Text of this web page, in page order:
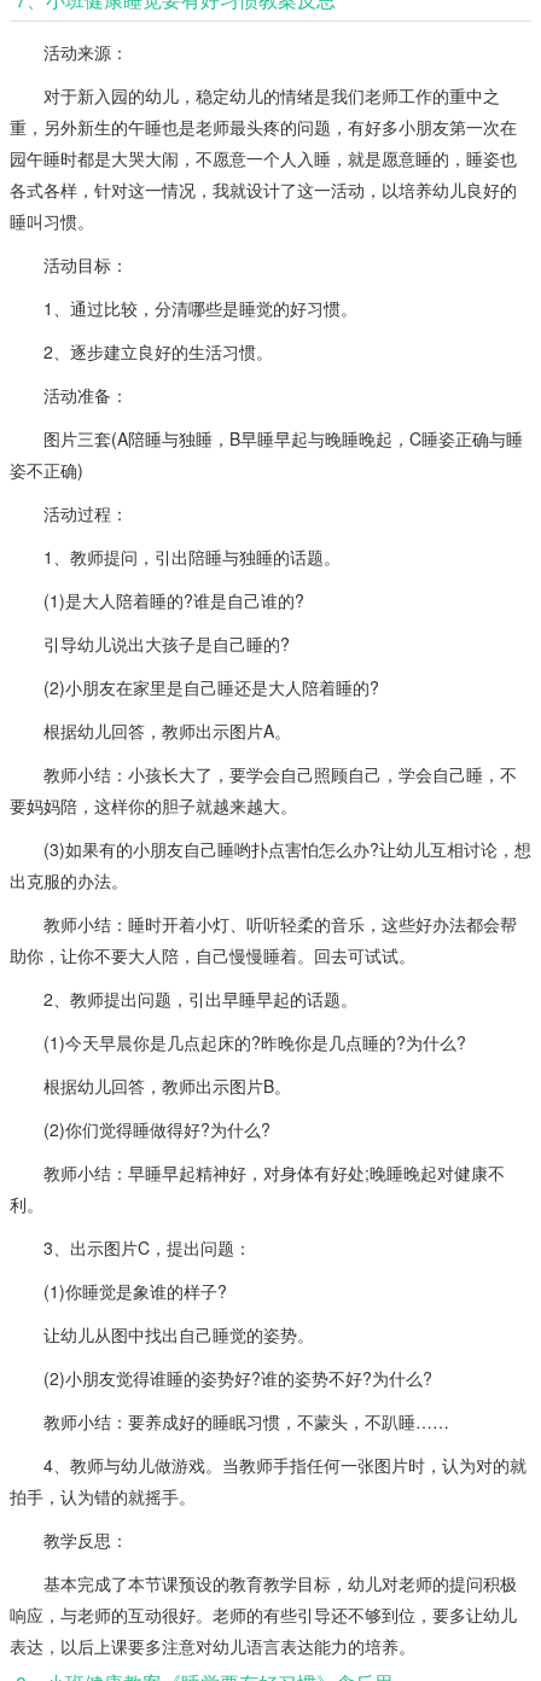
活动来源：
对于新入园的幼儿，稳定幼儿的情绪是我们老师工作的重中之
重，另外新生的午睡也是老师最头疼的问题，有好多小朋友第一次在
园午睡时都是大哭大闹，不愿意一个人入睡，就是愿意睡的，睡姿也
各式各样，针对这一情况，我就设计了这一活动，以培养幼儿良好的
睡叫习惯。
活动目标：
1、通过比较，分清哪些是睡觉的好习惯。
2、逐步建立良好的生活习惯。
活动准备：
图片三套(A陪睡与独睡，B早睡早起与晚睡晚起，C睡姿正确与睡
姿不正确)
活动过程：
1、教师提问，引出陪睡与独睡的话题。
(1)是大人陪着睡的?谁是自己谁的?
引导幼儿说出大孩子是自己睡的?
(2)小朋友在家里是自己睡还是大人陪着睡的?
根据幼儿回答，教师出示图片A。
教师小结：小孩长大了，要学会自己照顾自己，学会自己睡，不
要妈妈陪，这样你的胆子就越来越大。
(3)如果有的小朋友自己睡哟扑点害怕怎么办?让幼儿互相讨论，想
出克服的办法。
教师小结：睡时开着小灯、听听轻柔的音乐，这些好办法都会帮
助你，让你不要大人陪，自己慢慢睡着。回去可试试。
2、教师提出问题，引出早睡早起的话题。
(1)今天早晨你是几点起床的?昨晚你是几点睡的?为什么?
根据幼儿回答，教师出示图片B。
(2)你们觉得睡做得好?为什么?
教师小结：早睡早起精神好，对身体有好处;晚睡晚起对健康不
利。
3、出示图片C，提出问题：
(1)你睡觉是象谁的样子?
让幼儿从图中找出自己睡觉的姿势。
(2)小朋友觉得谁睡的姿势好?谁的姿势不好?为什么?
教师小结：要养成好的睡眠习惯，不蒙头，不趴睡……
4、教师与幼儿做游戏。当教师手指任何一张图片时，认为对的就
拍手，认为错的就摇手。
教学反思：
基本完成了本节课预设的教育教学目标，幼儿对老师的提问积极
响应，与老师的互动很好。老师的有些引导还不够到位，要多让幼儿
表达，以后上课要多注意对幼儿语言表达能力的培养。